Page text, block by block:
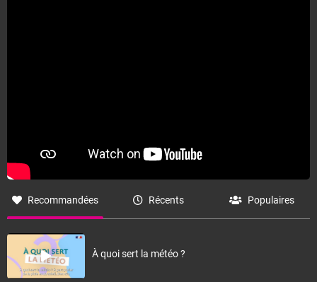
Recommandées Récents Populaires
À quoi sert la météo ?